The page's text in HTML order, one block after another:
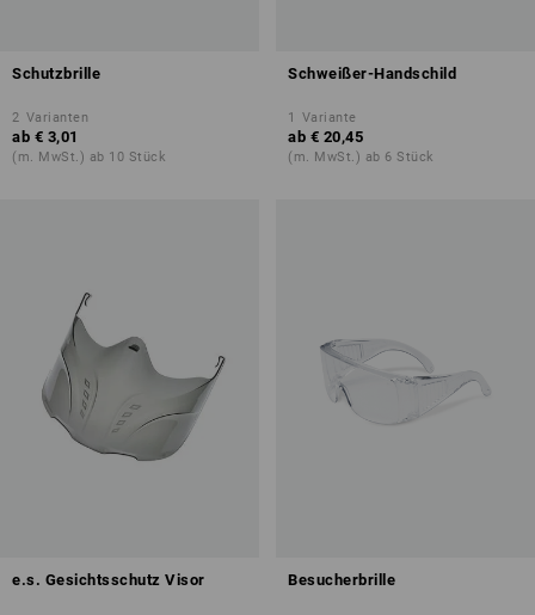
Schutzbrille
2 Varianten
ab € 3,01
(m. MwSt.) ab 10 Stück
Schweißer-Handschild
1 Variante
ab € 20,45
(m. MwSt.) ab 6 Stück
e.s. Gesichtsschutz Visor Besucherbrille